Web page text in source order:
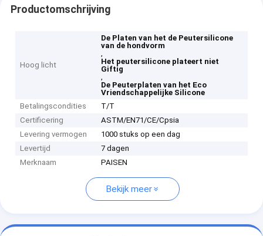
Productomschrijving
Hoog licht
De Platen van het de Peutersilicone
van de hondvorm
,
Het peutersilicone plateert niet
Giftig
,
De Peuterplaten van het Eco
Vriendschappelijke Silicone
Betalingscondities
T/T
Certificering
ASTM/EN71/CE/Cpsia
Levering vermogen
1000 stuks op een dag
Levertijd
7 dagen
Merknaam
PAISEN
Bekijk meer